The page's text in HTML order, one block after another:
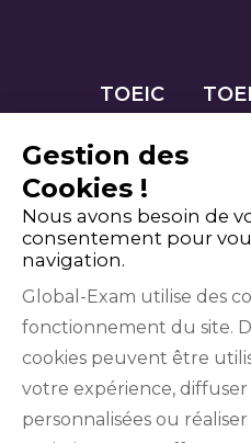
TOEIC
Gestion des
Cookies !
Nous avons besoin de
consentement pour
navigation.
Global-Exam utilise des
fonctionnement du site.
cookies peuvent être
votre expérience,
personnalisées ou